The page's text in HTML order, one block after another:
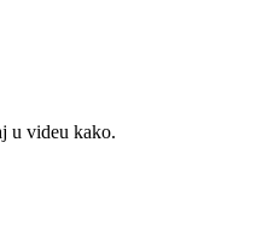
u videu kako.